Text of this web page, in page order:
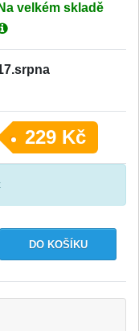
Na velkém skladě
229 Kč